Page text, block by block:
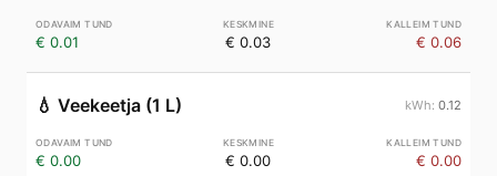
€ 0.01 € 0.03 € 0.06
💧 Veekeetja (1 L) 0.12
€ 0.00 € 0.00 € 0.00